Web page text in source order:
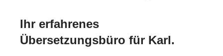
Ihr erfahrenes
Übersetzungsbüro für Karl.